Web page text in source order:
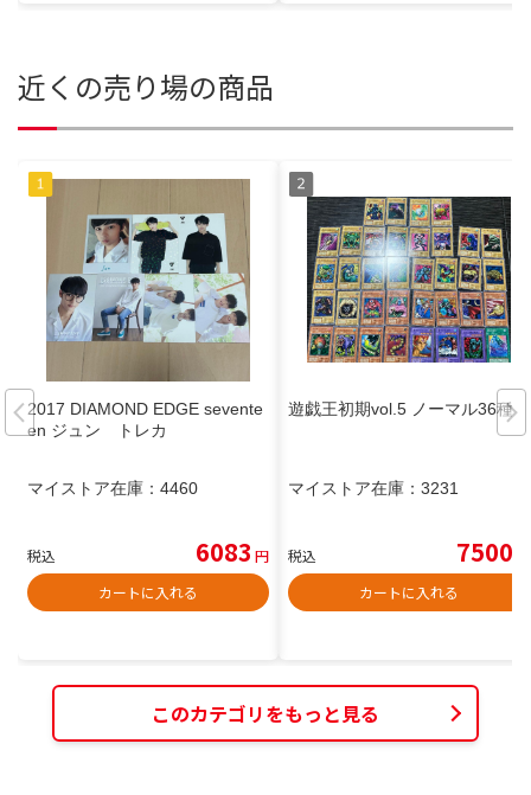
近くの売り場の商品
2017 DIAMOND EDGE sevente
en ジュン トレカ
マイストア在庫： 4460
税込 6083 円
カートに入れる
遊戯王初期vol.5 ノーマル36種
マイストア在庫： 3231
税込 7500
カートに入れる
このカテゴリをもっと見る